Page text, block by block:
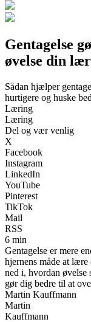
Gentagelse
øvelse din
Sådan hjælper
hurtigere og huske
Læring
Læring
Del og vær venlig
X
Facebook
Instagram
LinkedIn
YouTube
Pinterest
TikTok
Mail
RSS
6 min
Gentagelse er mere
hjernens måde at
ned i, hvordan øvelse
gør dig bedre til at
Martin Kauffmann
Martin
Kauffmann